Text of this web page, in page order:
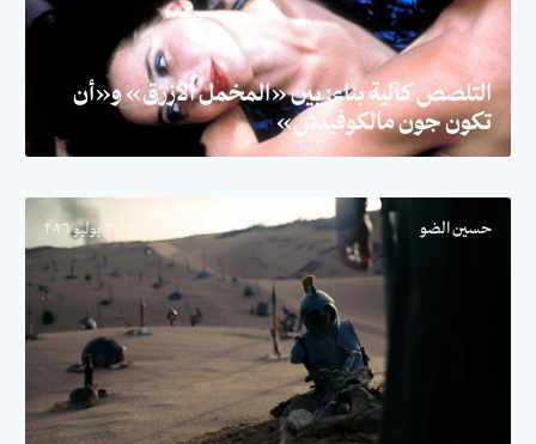
التلصص كآلية بناء: بين «المخمل الأزرق» و«أن
تكون جون مالكوفيتش»
حسين الضو ٣٠ يوليو ٢٠٢٦